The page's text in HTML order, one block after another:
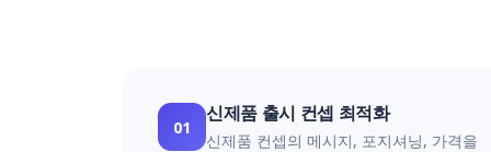
01
신제품 출시 컨셉 최적화
신제품 컨셉의 메시지, 포지셔닝, 가격을